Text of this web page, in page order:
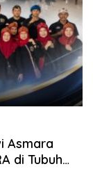
Asmara
di Tubuh